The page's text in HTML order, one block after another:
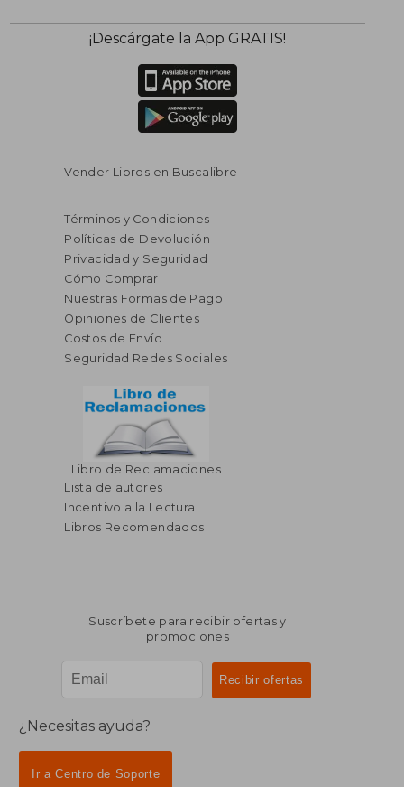
¡Descárgate la App GRATIS!
Vender Libros en Buscalibre
Términos y Condiciones
Políticas de Devolución
Privacidad y Seguridad
Cómo Comprar
Nuestras Formas de Pago
Opiniones de Clientes
Costos de Envío
Seguridad Redes Sociales
Libro de Reclamaciones
Lista de autores
Incentivo a la Lectura
Libros Recomendados
Suscríbete para recibir ofertas y
promociones
¿Necesitas ayuda?
Ir a Centro de Soporte